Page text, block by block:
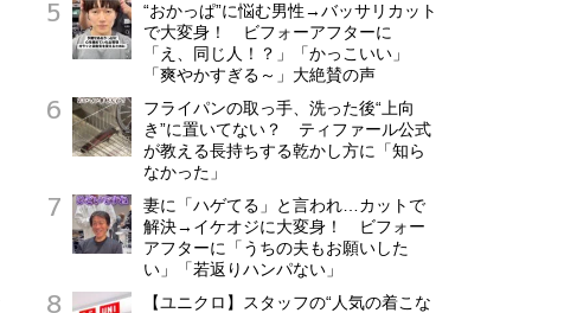
“おかっぱ”に悩む男性→バッサリカット
で大変身！ ビフォーアフターに
「え、同じ人！？」「かっこいい」
「爽やかすぎる～」大絶賛の声
フライパンの取っ手、洗った後“上向
き”に置いてない？ ティファール公式
が教える長持ちする乾かし方に「知ら
なかった」
妻に「ハゲてる」と言われ…カットで
解決→イケオジに大変身！ ビフォー
アフターに「うちの夫もお願いした
い」「若返りハンパない」
【ユニクロ】スタッフの“人気の着こな